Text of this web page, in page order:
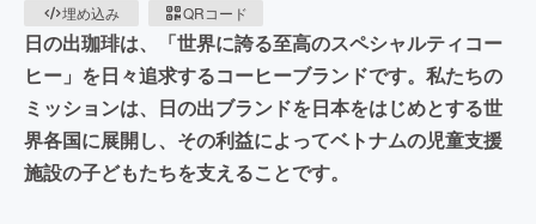
埋め込み
QRコード
日の出珈琲は、「世界に誇る至高のスペシャルティコー
ヒー」を日々追求するコーヒーブランドです。私たちの
ミッションは、日の出ブランドを日本をはじめとする世
界各国に展開し、その利益によってベトナムの児童支援
施設の子どもたちを支えることです。